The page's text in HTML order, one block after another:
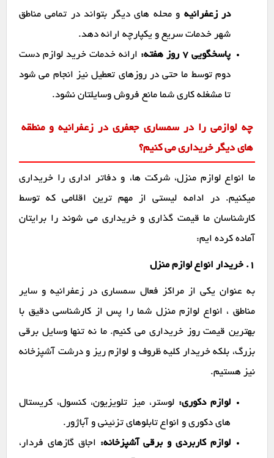
در زعفرانیه و محله های دیگر بتواند در تمامی مناطق
شهر خدمات سریع و یکپارچه ارائه دهد.
پاسخگویی ۷ روز هفته:
ارائه خدمات خرید لوازم دست
دوم توسط ما حتی در روزهای تعطیل نیز انجام می شود
تا مشغله کاری شما مانع فروش وسایلتان نشود.
چه لوازمی را در سمساری جعفری در زعفرانیه و منطقه
های دیگر خریداری می کنیم؟
ما انواع لوازم منزل، شرکت ها، و دفاتر اداری را خریداری
میکنیم. در ادامه لیستی از مهم ترین اقلامی که توسط
کارشناسان ما قیمت گذاری و خریداری می شوند را برایتان
آماده کرده ایم:
1. خریدار انواع لوازم منزل
به عنوان یکی از مراکز فعال سمساری در زعفرانیه و سایر
مناطق ، انواع لوازم منزل شما را پس از کارشناسی دقیق با
بهترین قیمت روز خریداری می کنیم. ما نه تنها وسایل برقی
بزرگ، بلکه خریدار کلیه ظروف و لوازم ریز و درشت آشپزخانه
نیز هستیم.
لوازم دکوری: لوستر، میز تلویزیون، کنسول، کریستال
های دکوری و انواع تابلوهای تزئینی و آباژور.
لوازم کاربردی و برقی آشپزخانه: اجاق گازهای فردار،